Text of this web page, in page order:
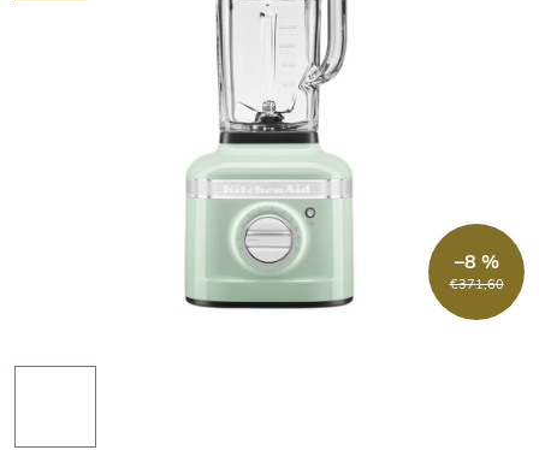
€371,60
–8 %